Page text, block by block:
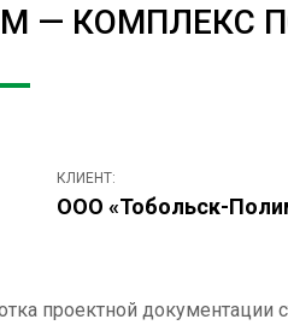
— КОМПЛЕКС
КЛИЕНТ:
ООО «Тобольск-
проектной документации